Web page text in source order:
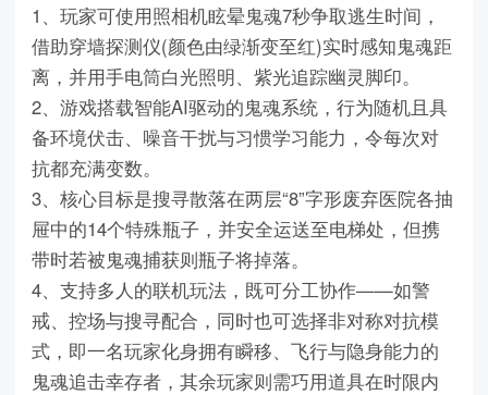
1、玩家可使用照相机眩晕鬼魂7秒争取逃生时间，
借助穿墙探测仪(颜色由绿渐变至红)实时感知鬼魂距
离，并用手电筒白光照明、紫光追踪幽灵脚印。
2、游戏搭载智能AI驱动的鬼魂系统，行为随机且具
备环境伏击、噪音干扰与习惯学习能力，令每次对
抗都充满变数。
3、核心目标是搜寻散落在两层“8”字形废弃医院各抽
屉中的14个特殊瓶子，并安全运送至电梯处，但携
带时若被鬼魂捕获则瓶子将掉落。
4、支持多人的联机玩法，既可分工协作——如警
戒、控场与搜寻配合，同时也可选择非对称对抗模
式，即一名玩家化身拥有瞬移、飞行与隐身能力的
鬼魂追击幸存者，其余玩家则需巧用道具在时限内